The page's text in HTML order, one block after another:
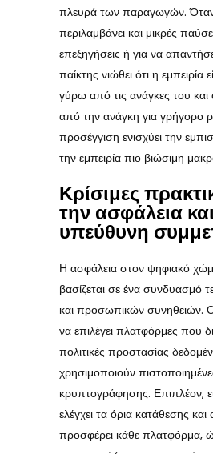
πλευρά των παραγωγών.
περιλαμβάνει και μικρές
επεξηγήσεις ή για να
παίκτης νιώθει ότι η εμπειρία
γύρω από τις ανάγκες του
από την ανάγκη για γρήγορο
προσέγγιση ενισχύει την
την εμπειρία πιο βιώσιμη
Κρίσιμες
την ασφάλεια
υπεύθυνη
Η ασφάλεια στον ψηφιακό
βασίζεται σε ένα συνδυασμό
και προσωπικών συνηθειών.
να επιλέγει πλατφόρμες που
πολιτικές προστασίας
χρησιμοποιούν
κρυπτογράφησης. Επιπλέον,
ελέγχει τα όρια κατάθεσης
προσφέρει κάθε πλατφόρμα,